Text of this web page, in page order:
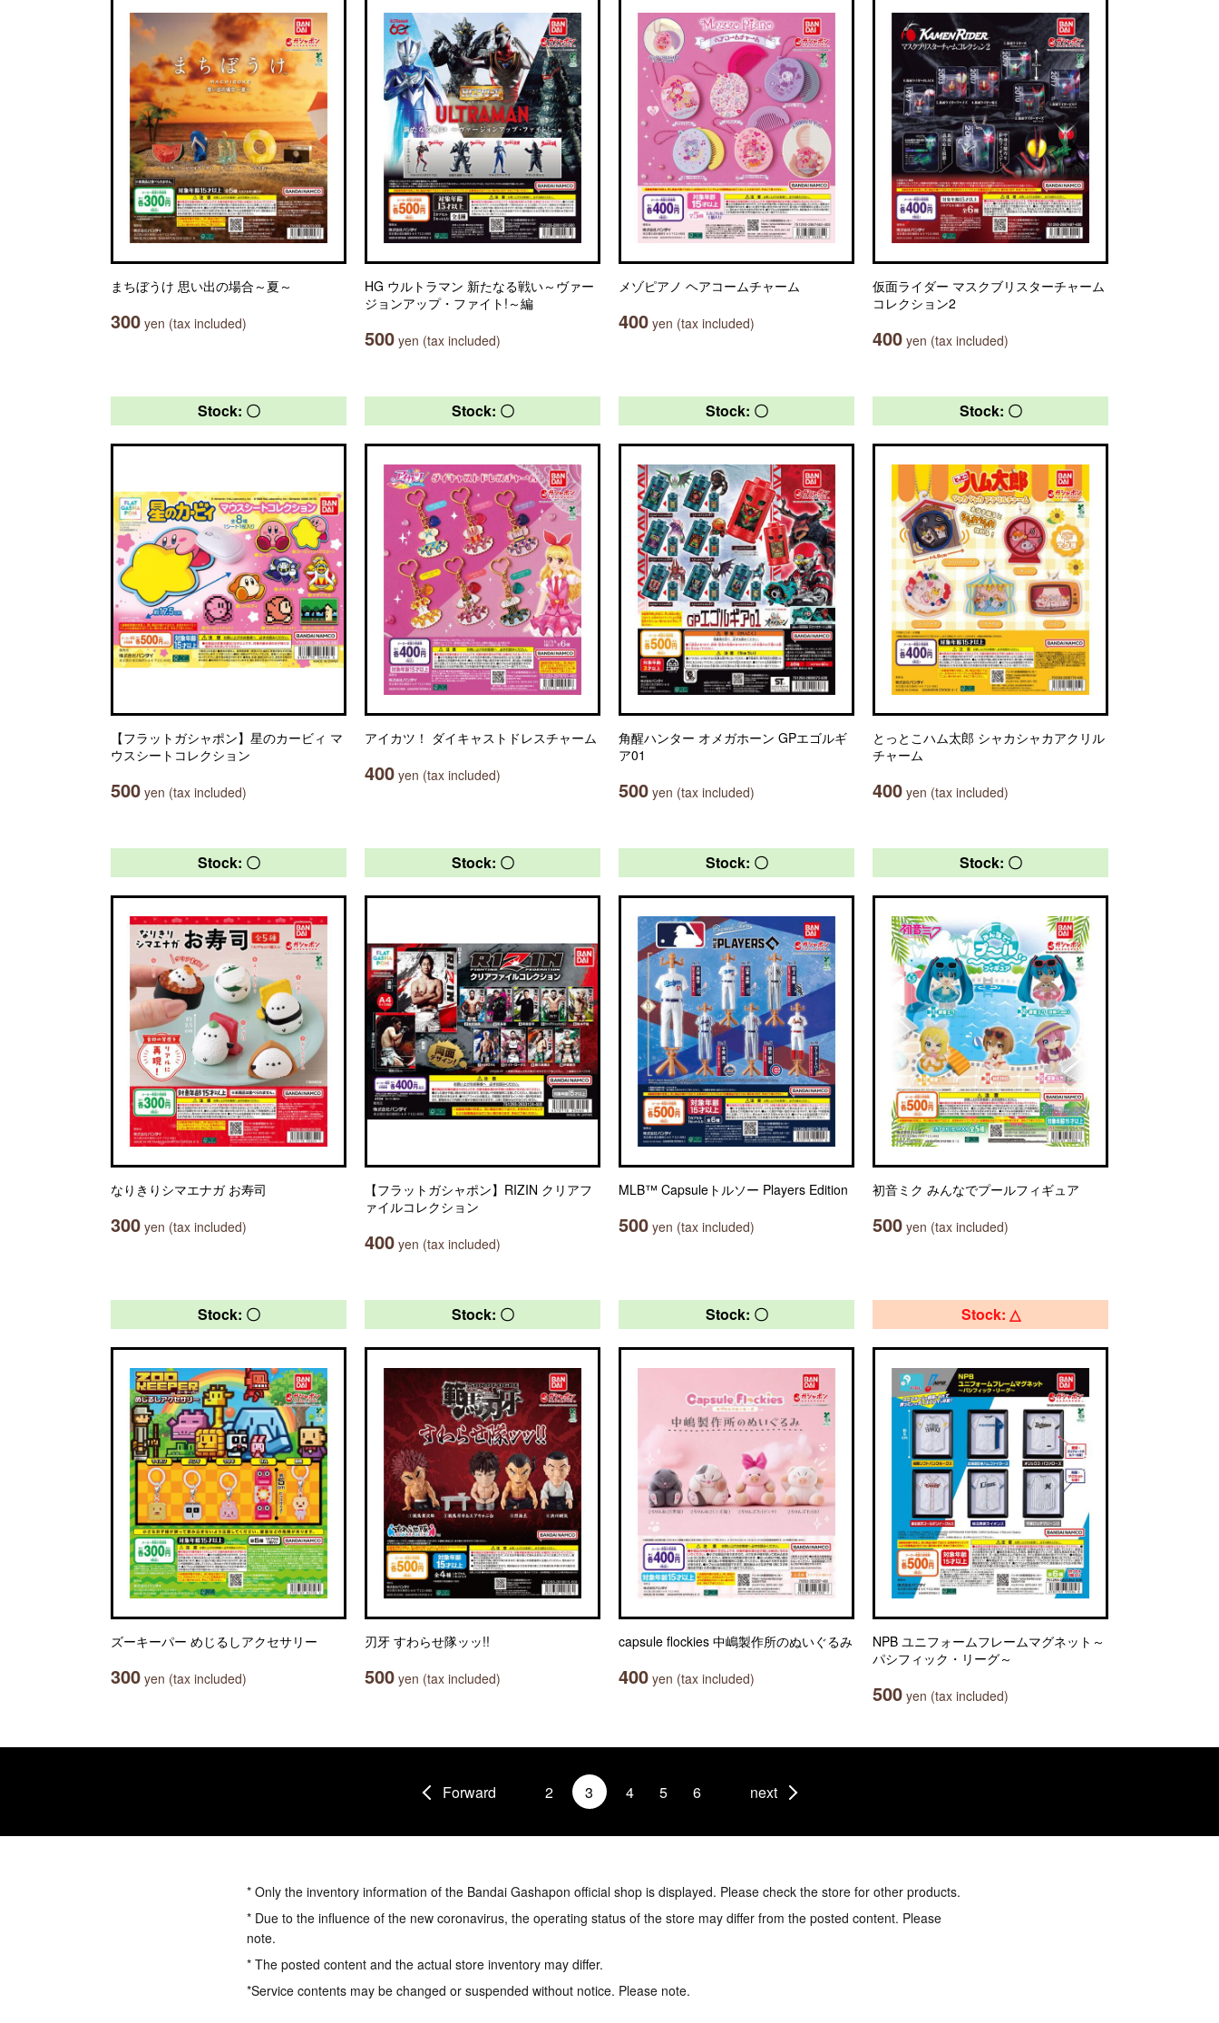
まちぼうけ 思い出の場合～夏～
300 yen (tax included)
HG ウルトラマン 新たなる戦い～ヴァー
ジョンアップ・ファイト!～編
500 yen (tax included)
メゾピアノ ヘアコームチャーム
400 yen (tax included)
仮面ライダー マスクブリスターチャーム
コレクション2
400 yen (tax included)
Stock: 〇
【フラットガシャポン】星のカービィ マ
ウスシートコレクション
500 yen (tax included)
Stock: 〇
アイカツ！ ダイキャストドレスチャーム
400 yen (tax included)
Stock: 〇
角醒ハンター オメガホーン GPエゴルギ
ア01
500 yen (tax included)
Stock: 〇
とっとこハム太郎 シャカシャカアクリル
チャーム
400 yen (tax included)
Stock: 〇
なりきりシマエナガ お寿司
300 yen (tax included)
Stock: 〇
【フラットガシャポン】RIZIN クリアフ
ァイルコレクション
400 yen (tax included)
Stock: 〇
MLB™ Capsuleトルソー Players Edition
500 yen (tax included)
Stock: 〇
初音ミク みんなでプールフィギュア
500 yen (tax included)
Stock: 〇
ズーキーパー めじるしアクセサリー
300 yen (tax included)
Stock: 〇
刃牙 すわらせ隊ッッ!!
500 yen (tax included)
Stock: 〇
capsule flockies 中嶋製作所のぬいぐるみ
400 yen (tax included)
Stock: △
NPB ユニフォームフレームマグネット～
パシフィック・リーグ～
500 yen (tax included)
Forward 2 3 4 5 6 next
* Only the inventory information of the Bandai Gashapon official shop is displayed. Please check the store for other products.
* Due to the influence of the new coronavirus, the operating status of the store may differ from the posted content. Please
note.
* The posted content and the actual store inventory may differ.
*Service contents may be changed or suspended without notice. Please note.